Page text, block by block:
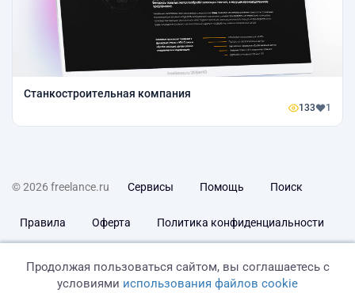
Станкостроительная компания
133 1
© 2026 freelance.ru Сервисы Помощь Поиск
Правила Оферта Политика конфиденциальности
Продолжая пользоваться сайтом, вы соглашаетесь с
условиями использования файлов cookie